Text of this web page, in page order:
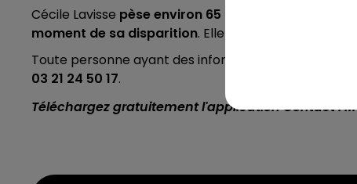
Cécile Lavisse pèse environ 65 kilos, elle mesure 1
moment de sa disparition. Elle portait un blouson
Toute personne ayant des informations doit se
03 21 24 50 17.
Téléchargez gratuitement l'application Contact